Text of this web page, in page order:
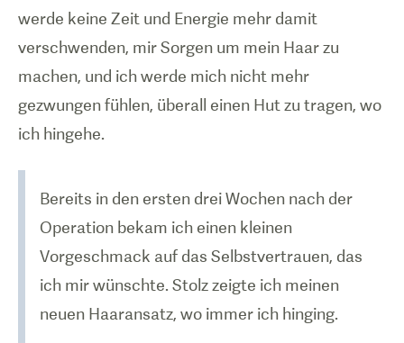
werde keine Zeit und Energie mehr damit
verschwenden, mir Sorgen um mein Haar zu
machen, und ich werde mich nicht mehr
gezwungen fühlen, überall einen Hut zu tragen, wo
Bereits in den ersten drei Wochen nach der
Operation bekam ich einen kleinen
Vorgeschmack auf das Selbstvertrauen, das
ich mir wünschte. Stolz zeigte ich meinen
neuen Haaransatz, wo immer ich hinging.